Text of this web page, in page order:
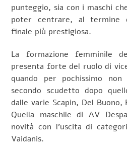
punteggio, sia con i maschi
poter centrare, al termine
finale più prestigiosa.
La formazione femminile
presenta forte del ruolo di
quando per pochissimo non
secondo scudetto dopo
dalle varie Scapin, Del
Quella maschile di AV
novità con l’uscita di
Vaidanis.